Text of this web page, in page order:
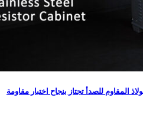
المقاوم للصدأ تجتاز بنجاح اختبار مقاومة